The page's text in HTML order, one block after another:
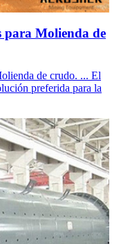
Molienda de
de crudo. ... El
preferida para la